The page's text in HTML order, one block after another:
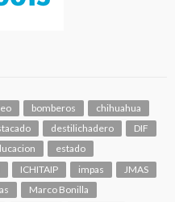
bomberos
chihuahua
destilichadero
DIF
estado
ICHITAIP impas
JMAS
Marco Bonilla